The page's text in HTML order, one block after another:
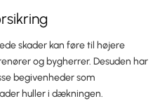
skader kan føre til højere
og bygherrer. Desuden har
begivenheder som
huller i dækningen.